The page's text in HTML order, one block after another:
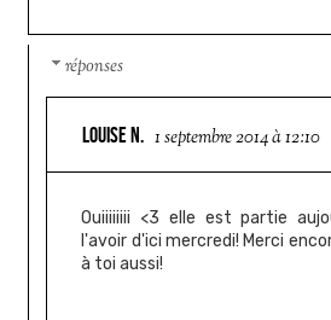
réponses
LOUISE N. 1 septembre 2014 à 12:10
Ouiiiiiiii <3 elle est partie
l'avoir d'ici mercredi! Merci
à toi aussi!